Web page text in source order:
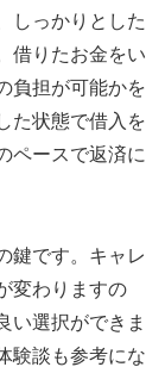
しっかりとした
借りたお金をい
負担が可能かを
た状態で借入を
ペースで返済に
鍵です。キャレ
変わりますの
い選択ができま
験談も参考にな